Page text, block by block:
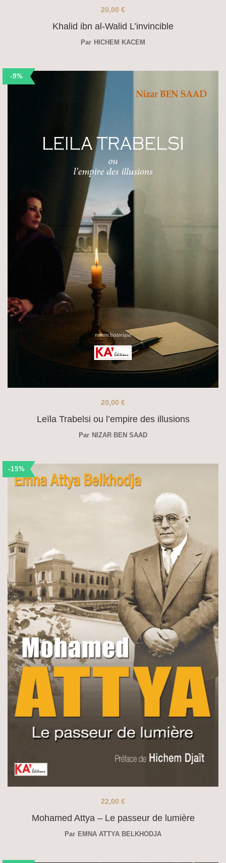
Khalid ibn al-Walid L’invincible
20,00 €
Par HICHEM KACEM
-9%
Leïla Trabelsi ou l’empire des illusions
20,00 €
Par NIZAR BEN SAAD
-15%
Mohamed Attya – Le passeur de lumière
22,00 €
Par EMNA ATTYA BELKHODJA